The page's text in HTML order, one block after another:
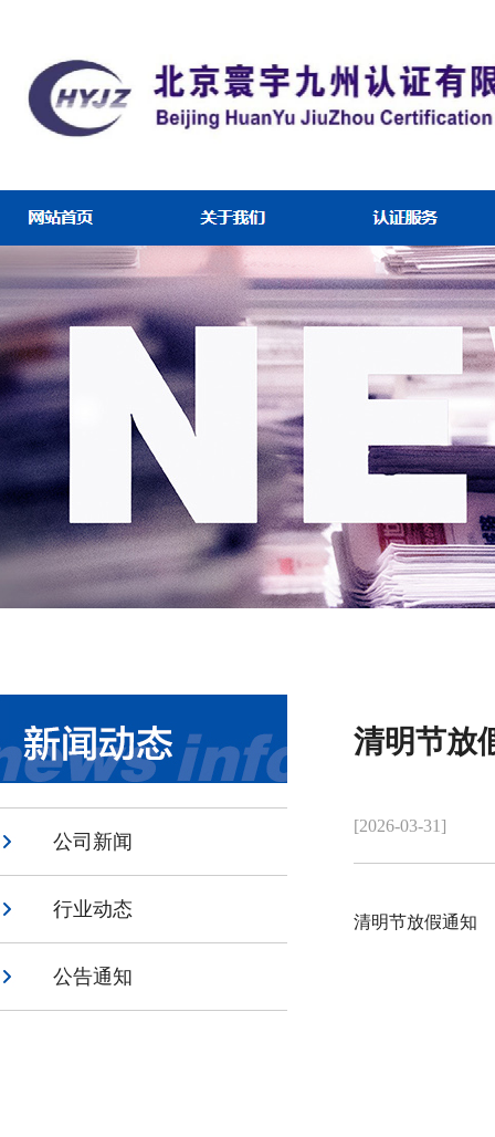
清明节放
[2026-03-31]
清明节放假通知
公司新闻
行业动态
公告通知